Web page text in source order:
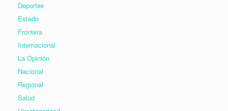
Deportes
Estado
Frontera
Internacional
La Opinión
Nacional
Regional
Salud